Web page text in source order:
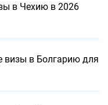
в Чехию в 2026
визы в Болгарию для